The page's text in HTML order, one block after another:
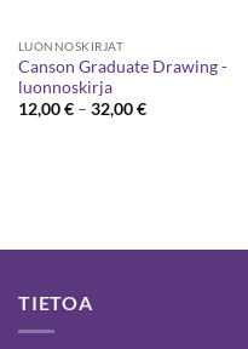
LUONNOSKIRJAT
Canson Graduate Drawing -
luonnoskirja
12,00€ – 32,00€Hintaluokka:
TIETOA